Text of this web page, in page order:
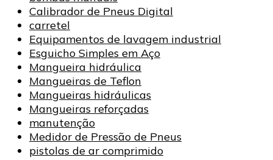
Calibrador de Pneus Digital
carretel
Equipamentos de lavagem industrial
Esguicho Simples em Aço
Mangueira hidráulica
Mangueiras de Teflon
Mangueiras hidráulicas
Mangueiras reforçadas
manutenção
Medidor de Pressão de Pneus
pistolas de ar comprimido